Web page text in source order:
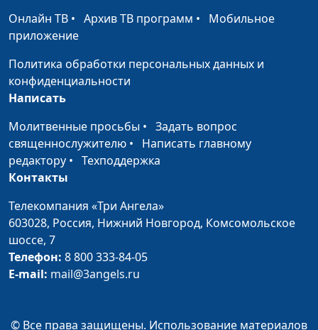
священнослужитель
несправедливость. Почему
так и до каких пор?
Евгений Марьян,
Приятная речь – сотовый
мёд
Евгений Марьян,
священнослужитель
В чем одна из причин
потери покоя?
Как победить лень?
долгоденствие и богатство?
Евгений Марьян,
Онлайн ТВ • Архив ТВ программ • Мобильное
приложение
Политика обработки персональных данных и
конфиденциальности
Написать
Молитвенные просьбы • Задать вопрос
священнослужителю • Написать главному
редактору • Техподдержка
Контакты
Телекомпания «Три Ангела»
603028, Россия, Нижний Новгород, Комсомольское
шоссе, 7
Телефон: 8 800 333-84-05
E-mail: mail@3angels.ru
© Все права защищены. Использование материалов